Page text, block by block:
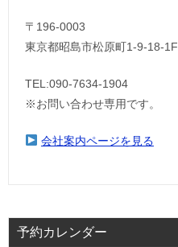
〒196-0003
東京都昭島市松原町1-9‐18‐1F
TEL:090-7634-1904
※お問い合わせ専用です。
会社案内ページを見る
予約カレンダー